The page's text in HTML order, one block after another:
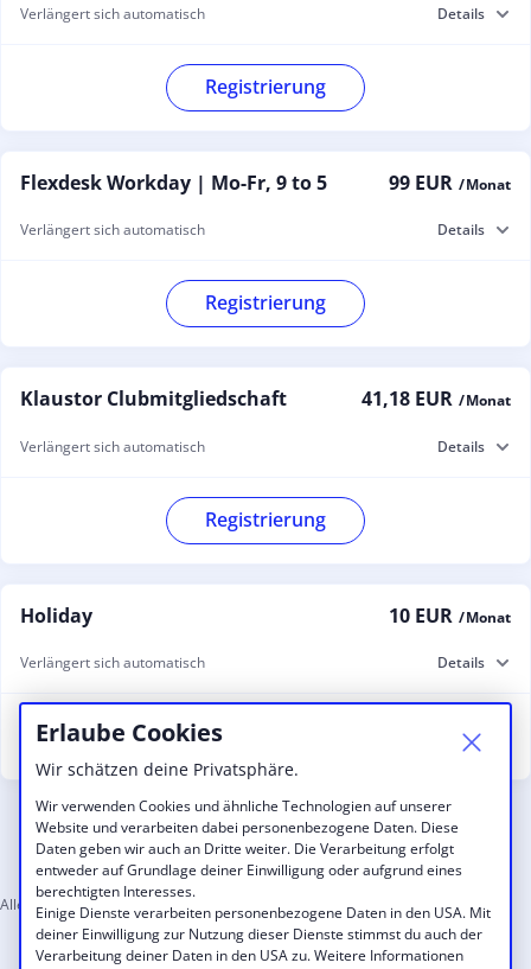
Erlaube Cookies
Wir schätzen deine Privatsphäre.
Wir verwenden Cookies und ähnliche Technologien auf unserer
Website und verarbeiten dabei personenbezogene Daten. Diese
Daten geben wir auch an Dritte weiter. Die Verarbeitung erfolgt
entweder auf Grundlage deiner Einwilligung oder aufgrund eines
berechtigten Interesses.
Einige Dienste verarbeiten personenbezogene Daten in den USA. Mit
deiner Einwilligung zur Nutzung dieser Dienste stimmst du auch der
Verarbeitung deiner Daten in den USA zu. Weitere Informationen
Verlängert sich automatisch Details
Registrierung
Flexdesk Workday | Mo-Fr, 9 to 5 99 EUR / Monat
Verlängert sich automatisch Details
Registrierung
Klaustor Clubmitgliedschaft 41,18 EUR / Monat
Verlängert sich automatisch Details
Registrierung
Holiday 10 EUR / Monat
Verlängert sich automatisch Details
Registrierung
Alle Preise zzgl. MwSt.